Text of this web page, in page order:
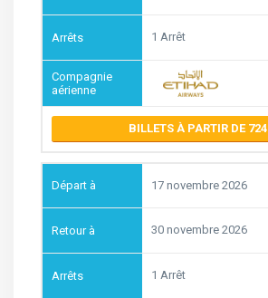
1 Arrêt
BILLETS À PARTIR DE 724
17 novembre 2026
30 novembre 2026
1 Arrêt